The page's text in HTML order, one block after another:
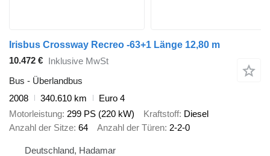
Irisbus Crossway Recreo -63+1 Länge 12,80 m
10.472 € Inklusive MwSt
Bus - Überlandbus
2008
340.610 km
Euro 4
Motorleistung 299 PS (220 kW) Kraftstoff Diesel
Anzahl der Sitze 64 Anzahl der Türen 2-2-0
Deutschland, Hadamar